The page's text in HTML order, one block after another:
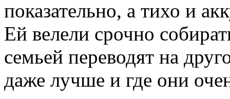
показательно, а тихо и
Ей велели срочно
семьей переводят на
даже лучше и где они